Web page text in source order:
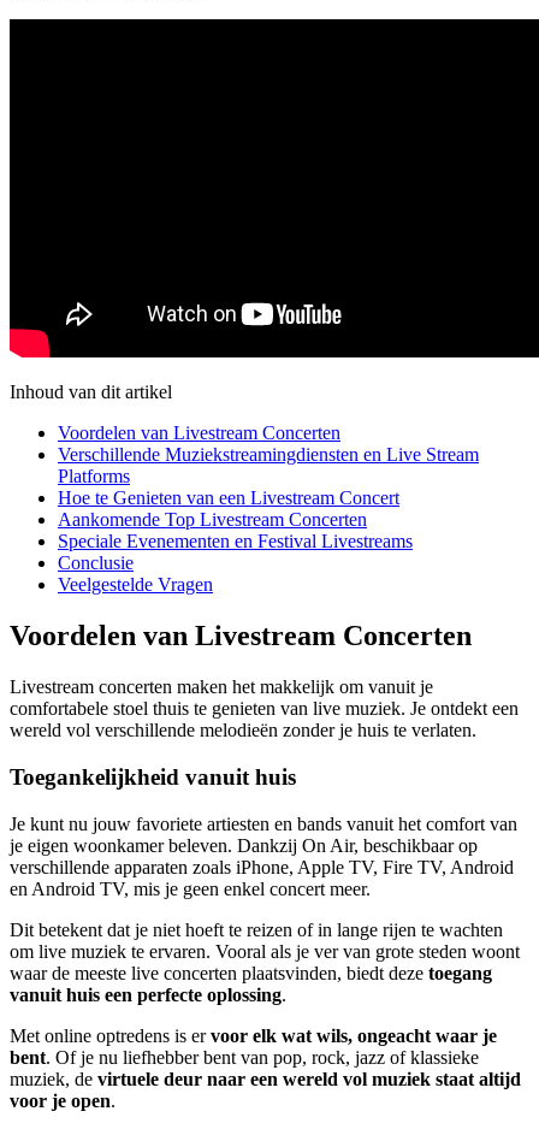
Inhoud van dit artikel
Voordelen van Livestream Concerten
Verschillende Muziekstreamingdiensten en Live Stream
Platforms
Hoe te Genieten van een Livestream Concert
Aankomende Top Livestream Concerten
Speciale Evenementen en Festival Livestreams
Conclusie
Veelgestelde Vragen
Voordelen van Livestream Concerten
Livestream concerten maken het makkelijk om vanuit je
comfortabele stoel thuis te genieten van live muziek. Je ontdekt een
wereld vol verschillende melodieën zonder je huis te verlaten.
Toegankelijkheid vanuit huis
Je kunt nu jouw favoriete artiesten en bands vanuit het comfort van
je eigen woonkamer beleven. Dankzij On Air, beschikbaar op
verschillende apparaten zoals iPhone, Apple TV, Fire TV, Android
en Android TV, mis je geen enkel concert meer.
Dit betekent dat je niet hoeft te reizen of in lange rijen te wachten
om live muziek te ervaren. Vooral als je ver van grote steden woont
waar de meeste live concerten plaatsvinden, biedt deze toegang
vanuit huis een perfecte oplossing.
Met online optredens is ervoor elk wat wils, ongeacht waar je
bent. Of je nu liefhebber bent van pop, rock, jazz of klassieke
muziek, de virtuele deur naar een wereld vol muziek staat altijd
voor je open.